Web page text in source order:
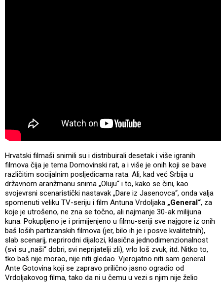
Hrvatski filmaši snimili su i distribuirali desetak i više igranih
filmova čija je tema Domovinski rat, a i više je onih koji se bave
različitim socijalnim posljedicama rata. Ali, kad već Srbija u
državnom aranžmanu snima „Oluju“ i to, kako se čini, kao
svojevrsni scenaristički nastavak „Dare iz Jasenovca“, onda valja
spomenuti veliku TV-seriju i film Antuna Vrdoljaka „General“, za
koje je utrošeno, ne zna se točno, ali najmanje 30-ak milijuna
kuna. Pokupljeno je i primijenjeno u filmu-seriji sve najgore iz onih
baš loših partizanskih filmova (jer, bilo ih je i posve kvalitetnih),
slab scenarij, neprirodni dijalozi, klasična jednodimenzionalnost
(svi su „naši“ dobri, svi neprijatelji zli), vrlo loš zvuk, itd. Nitko to,
tko baš nije morao, nije niti gledao. Vjerojatno niti sam general
Ante Gotovina koji se zapravo prilično jasno ogradio od
Vrdoljakovog filma, tako da ni u čemu u vezi s njim nije želio